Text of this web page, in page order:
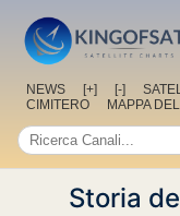
NEWS [+] [-]
CIMITERO
MAPPA
Storia